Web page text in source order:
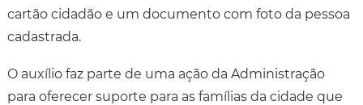
cartão cidadão e um documento com foto da pessoa
cadastrada.
O auxílio faz parte de uma ação da Administração
para oferecer suporte para as famílias da cidade que